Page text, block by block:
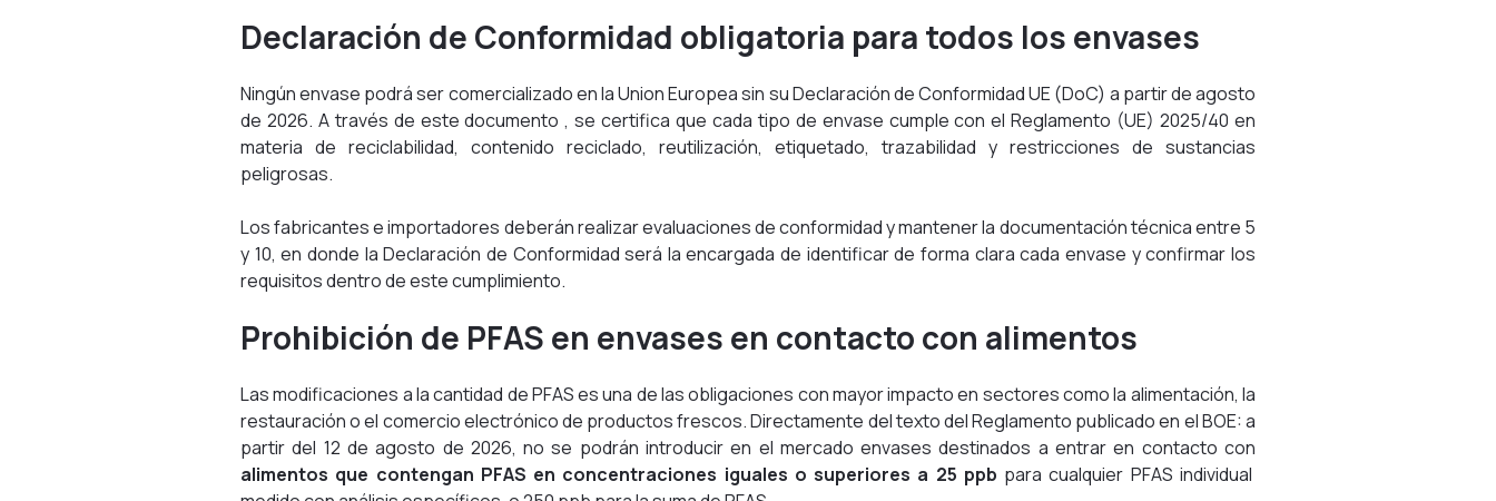
Declaración de Conformidad obligatoria para todos los envases
Ningún envase podrá ser comercializado en la Union Europea sin su Declaración de Conformidad UE (DoC) a partir de agosto
de 2026. A través de este documento , se certifica que cada tipo de envase cumple con el Reglamento (UE) 2025/40 en
materia de reciclabilidad, contenido reciclado, reutilización, etiquetado, trazabilidad y restricciones de sustancias
peligrosas.
Los fabricantes e importadores deberán realizar evaluaciones de conformidad y mantener la documentación técnica entre 5
y 10, en donde la Declaración de Conformidad será la encargada de identificar de forma clara cada envase y confirmar los
requisitos dentro de este cumplimiento.
Prohibición de PFAS en envases en contacto con alimentos
Las modificaciones a la cantidad de PFAS es una de las obligaciones con mayor impacto en sectores como la alimentación, la
restauración o el comercio electrónico de productos frescos. Directamente del texto del Reglamento publicado en el BOE: a
partir del 12 de agosto de 2026, no se podrán introducir en el mercado envases destinados a entrar en contacto con
alimentos que contengan PFAS en concentraciones iguales o superiores a 25 ppb para cualquier PFAS individual